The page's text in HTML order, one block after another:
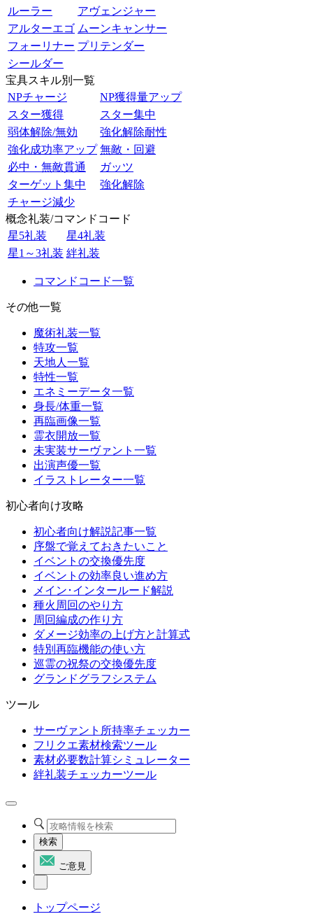
ルーラー
アヴェンジャー
アルターエゴ ムーンキャンサー
フォーリナー プリテンダー
シールダー
宝具スキル別一覧
NPチャージ
NP獲得量アップ
スター獲得
スター集中
弱体解除/無効
強化解除耐性
強化成功率アップ 無敵・回避
必中・無敵貫通
ガッツ
ターゲット集中
強化解除
チャージ減少
概念礼装/コマンドコード
星5礼装
星4礼装
星1～3礼装 絆礼装
コマンドコード一覧
その他一覧
魔術礼装一覧
特攻一覧
天地人一覧
特性一覧
エネミーデータ一覧
身長/体重一覧
再臨画像一覧
霊衣開放一覧
未実装サーヴァント一覧
出演声優一覧
イラストレーター一覧
初心者向け攻略
初心者向け解説記事一覧
序盤で覚えておきたいこと
イベントの交換優先度
イベントの効率良い進め方
メイン･インタールード解説
種火周回のやり方
周回編成の作り方
ダメージ効率の上げ方と計算式
特別再臨機能の使い方
巡霊の祝祭の交換優先度
グランドグラフシステム
ツール
サーヴァント所持率チェッカー
フリクエ素材検索ツール
素材必要数計算シミュレーター
絆礼装チェッカーツール
検索
ご意見
トップページ